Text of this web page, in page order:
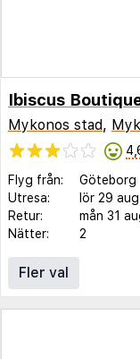
Ibiscus
Mykonos stad,
Flyg från: Göteborg
Utresa:
lör 29 aug
Retur:
mån 31
Nätter:
2
Fler val